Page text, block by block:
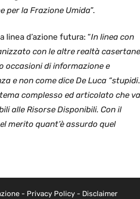
per la Frazione Umida”.
linea d’azione futura: “In linea con
con le altre realtà casertane
occasioni di informazione e
e non come dice De Luca
complesso ed articolato che va
alle Risorse Disponibili. Con il
merito quant’è assurdo quel
- Privacy Policy- Disclaimer